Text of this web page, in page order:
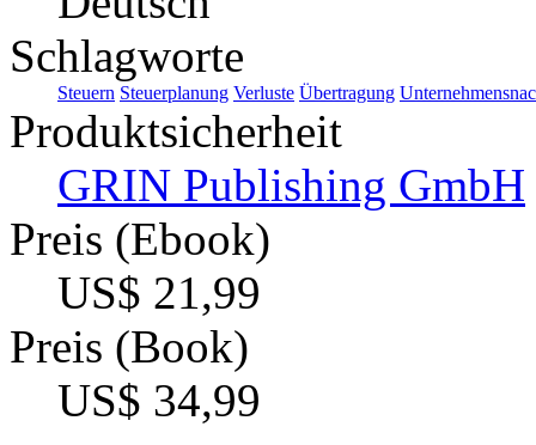
Schlagworte
Steuern Steuerplanung Verluste Übertragung
Produktsicherheit
GRIN Publishing GmbH
Preis (Ebook)
US$ 21,99
Preis (Book)
US$ 34,99